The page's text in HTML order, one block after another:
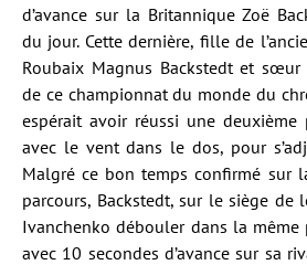
d’avance sur la Britannique Zoë
du jour. Cette dernière, fille de
Roubaix Magnus Backstedt et sœur
de ce championnat du monde du
espérait avoir réussi une
avec le vent dans le dos, pour
Malgré ce bon temps confirmé sur
parcours, Backstedt, sur le siège de
Ivanchenko débouler dans la même
avec 10 secondes d’avance sur sa